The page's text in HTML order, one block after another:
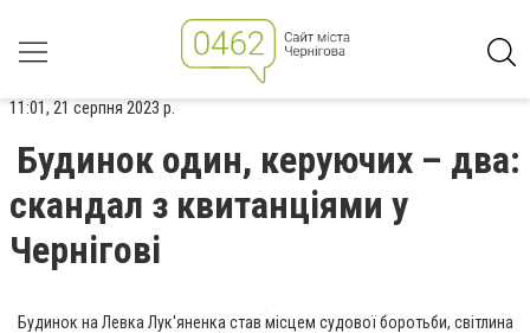
11:01, 21 серпня 2023 р.
Будинок один, керуючих – два:
скандал з квитанціями у
Чернігові
Будинок на Левка Лук'яненка став місцем судової боротьби, світлина